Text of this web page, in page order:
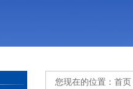
您现在的位置： 首页